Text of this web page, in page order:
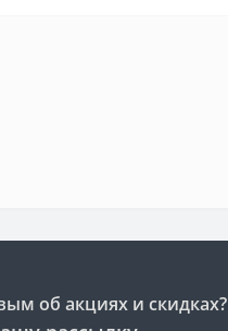
об акциях и скидках?